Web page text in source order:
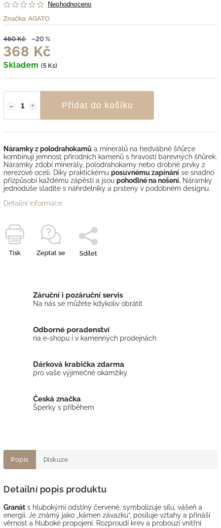
Neohodnoceno
Značka: AGATO
460 Kč –20 %
368 Kč
Skladem (5 Ks)
Přidat do košíku
Náramky z polodrahokamů a minerálů na hedvábné šňůrce
kombinují jemnost přírodních kamenů s hravostí barevných šňůrek.
Náramky zdobí minerály, polodrahokamy nebo drobné prvky z
nerezové oceli. Díky praktickému posuvnému zapínání se snadno
přizpůsobí každému zápěstí a jsou pohodlné na nošení. Náramky
jednoduše sladíte s náhrdelníky a prsteny v podobném designu.
Detailní informace
Tisk Zeptat se Sdílet
Záruční i pozáruční servis
Na nás se můžete kdykoliv obrátit
Odborné poradenství
na e-shopu i v kamenných prodejnách
Dárková krabička zdarma
pro vaše výjimečné okamžiky
Česká značka
Šperky s příběhem
Popis Diskuze
Detailní popis produktu
Granát s hlubokými odstíny červené, symbolizuje sílu, vášeň a
energii. Je známý jako „kámen závazku“, posiluje vztahy a přináší
věrnost a hluboké propojení. Rozproudí krev a probouzí vnitřní